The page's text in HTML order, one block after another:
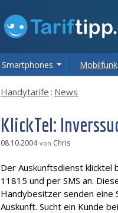
Smartphones Mobilfunk
Handytarife : News
KlickTel:
08.10.2004 von Chris
Der Auskunftsdienst klicktel
11815 und per SMS an.
Handybesitzer senden eine
Auskunft. Sucht ein Kunde